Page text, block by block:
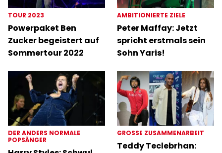
TOUR 2023
Powerpaket Ben
Zucker begeistert auf
Sommertour 2022
AMBITIONIERTE ZIELE
Peter Maffay: Jetzt
spricht erstmals sein
Sohn Yaris!
DER ANDERS NORMALE
POPSÄNGER
GROSSE ZUSAMMENARBEIT
Teddy Teclebrhan: